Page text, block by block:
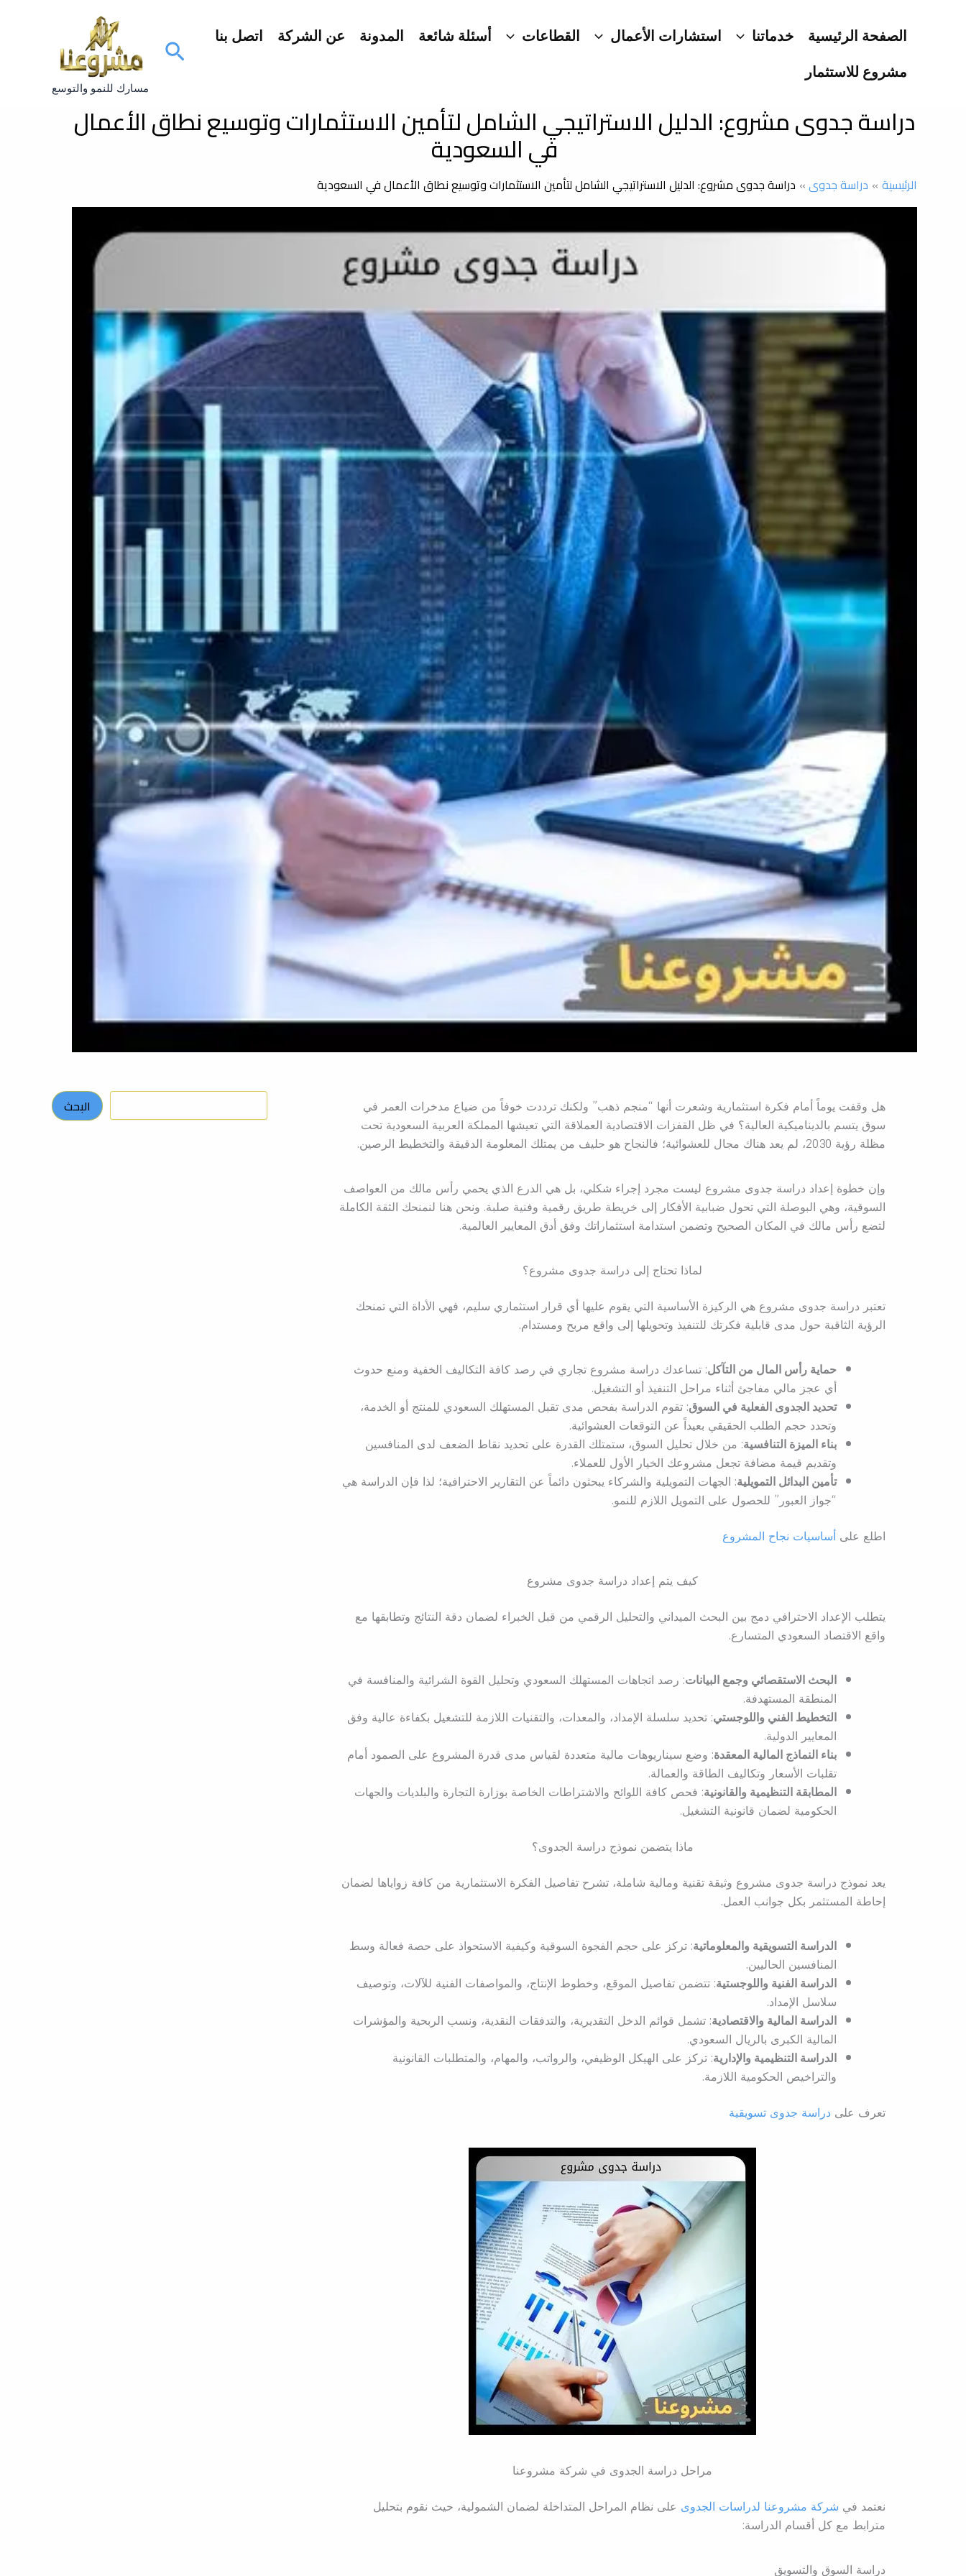
الصفحة الرئيسية خدماتنا استشارات الأعمال القطاعات أسئلة شائعة المدونة عن الشركة
اتصل بنا
مشروع للاستثمار
البحث
مسارك للنمو والتوسع
دراسة جدوى مشروع: الدليل الاستراتيجي الشامل لتأمين الاستثمارات وتوسيع نطاق الأعمال
في السعودية
الرئيسية دراسة جدوى دراسة جدوى مشروع: الدليل الاستراتيجي الشامل لتأمين الاستثمارات وتوسيع نطاق الأعمال في السعودية
هل وقفت يوماً أمام فكرة استثمارية وشعرت أنها “منجم ذهب” ولكنك ترددت خوفاً من ضياع مدخرات العمر في
سوق يتسم بالديناميكية العالية؟ في ظل القفزات الاقتصادية العملاقة التي تعيشها المملكة العربية السعودية تحت
مظلة رؤية 2030، لم يعد هناك مجال للعشوائية؛ فالنجاح هو حليف من يمتلك المعلومة الدقيقة والتخطيط الرصين.
وإن خطوة إعداد دراسة جدوى مشروع ليست مجرد إجراء شكلي، بل هي الدرع الذي يحمي رأس مالك من العواصف
السوقية، وهي البوصلة التي تحول ضبابية الأفكار إلى خريطة طريق رقمية وفنية صلبة. ونحن هنا لنمنحك الثقة الكاملة
لتضع رأس مالك في المكان الصحيح وتضمن استدامة استثماراتك وفق أدق المعايير العالمية.
لماذا تحتاج إلى دراسة جدوى مشروع؟
تعتبر دراسة جدوى مشروع هي الركيزة الأساسية التي يقوم عليها أي قرار استثماري سليم، فهي الأداة التي تمنحك
الرؤية الثاقبة حول مدى قابلية فكرتك للتنفيذ وتحويلها إلى واقع مربح ومستدام.
حماية رأس المال من التآكل: تساعدك دراسة مشروع تجاري في رصد كافة التكاليف الخفية ومنع حدوث
أي عجز مالي مفاجئ أثناء مراحل التنفيذ أو التشغيل.
تحديد الجدوى الفعلية في السوق: تقوم الدراسة بفحص مدى تقبل المستهلك السعودي للمنتج أو الخدمة،
وتحدد حجم الطلب الحقيقي بعيداً عن التوقعات العشوائية.
بناء الميزة التنافسية: من خلال تحليل السوق، ستمتلك القدرة على تحديد نقاط الضعف لدى المنافسين
وتقديم قيمة مضافة تجعل مشروعك الخيار الأول للعملاء.
تأمين البدائل التمويلية: الجهات التمويلية والشركاء يبحثون دائماً عن التقارير الاحترافية؛ لذا فإن الدراسة هي
“جواز العبور” للحصول على التمويل اللازم للنمو.
اطلع على أساسيات نجاح المشروع
كيف يتم إعداد دراسة جدوى مشروع
يتطلب الإعداد الاحترافي دمج بين البحث الميداني والتحليل الرقمي من قبل الخبراء لضمان دقة النتائج وتطابقها مع
واقع الاقتصاد السعودي المتسارع.
البحث الاستقصائي وجمع البيانات: رصد اتجاهات المستهلك السعودي وتحليل القوة الشرائية والمنافسة في
المنطقة المستهدفة.
التخطيط الفني واللوجستي: تحديد سلسلة الإمداد، والمعدات، والتقنيات اللازمة للتشغيل بكفاءة عالية وفق
المعايير الدولية.
بناء النماذج المالية المعقدة: وضع سيناريوهات مالية متعددة لقياس مدى قدرة المشروع على الصمود أمام
تقلبات الأسعار وتكاليف الطاقة والعمالة.
المطابقة التنظيمية والقانونية: فحص كافة اللوائح والاشتراطات الخاصة بوزارة التجارة والبلديات والجهات
الحكومية لضمان قانونية التشغيل.
ماذا يتضمن نموذج دراسة الجدوى؟
يعد نموذج دراسة جدوى مشروع وثيقة تقنية ومالية شاملة، تشرح تفاصيل الفكرة الاستثمارية من كافة زواياها لضمان
إحاطة المستثمر بكل جوانب العمل.
الدراسة التسويقية والمعلوماتية: تركز على حجم الفجوة السوقية وكيفية الاستحواذ على حصة فعالة وسط
المنافسين الحاليين.
الدراسة الفنية واللوجستية: تتضمن تفاصيل الموقع، وخطوط الإنتاج، والمواصفات الفنية للآلات، وتوصيف
سلاسل الإمداد.
الدراسة المالية والاقتصادية: تشمل قوائم الدخل التقديرية، والتدفقات النقدية، ونسب الربحية والمؤشرات
المالية الكبرى بالريال السعودي.
الدراسة التنظيمية والإدارية: تركز على الهيكل الوظيفي، والرواتب، والمهام، والمتطلبات القانونية
والتراخيص الحكومية اللازمة.
تعرف على دراسة جدوى تسويقية
مراحل دراسة الجدوى في شركة مشروعنا
نعتمد في شركة مشروعنا لدراسات الجدوى على نظام المراحل المتداخلة لضمان الشمولية، حيث نقوم بتحليل
مترابط مع كل أقسام الدراسة:
دراسة السوق والتسويق
البحث